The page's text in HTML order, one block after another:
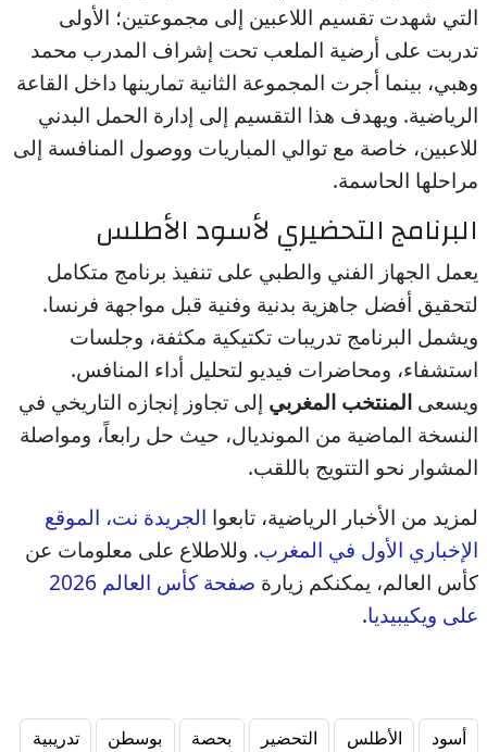
التي شهدت تقسيم اللاعبين إلى مجموعتين؛ الأولى
تدربت على أرضية الملعب تحت إشراف المدرب محمد
وهبي، بينما أجرت المجموعة الثانية تمارينها داخل القاعة
الرياضية. ويهدف هذا التقسيم إلى إدارة الحمل البدني
للاعبين، خاصة مع توالي المباريات ووصول المنافسة إلى
مراحلها الحاسمة.
البرنامج التحضيري لأسود الأطلس
يعمل الجهاز الفني والطبي على تنفيذ برنامج متكامل
لتحقيق أفضل جاهزية بدنية وفنية قبل مواجهة فرنسا.
ويشمل البرنامج تدريبات تكتيكية مكثفة، وجلسات
استشفاء، ومحاضرات فيديو لتحليل أداء المنافس.
ويسعى المنتخب المغربي إلى تجاوز إنجازه التاريخي في
النسخة الماضية من المونديال، حيث حل رابعاً، ومواصلة
المشوار نحو التتويج باللقب.
لمزيد من الأخبار الرياضية، تابعوا الجريدة نت، الموقع
الإخباري الأول في المغرب. وللاطلاع على معلومات عن
كأس العالم، يمكنكم زيارة
صفحة كأس العالم 2026
على ويكيبيديا.
أسود الأطلس التحضير بحصة بوسطن تدريبية